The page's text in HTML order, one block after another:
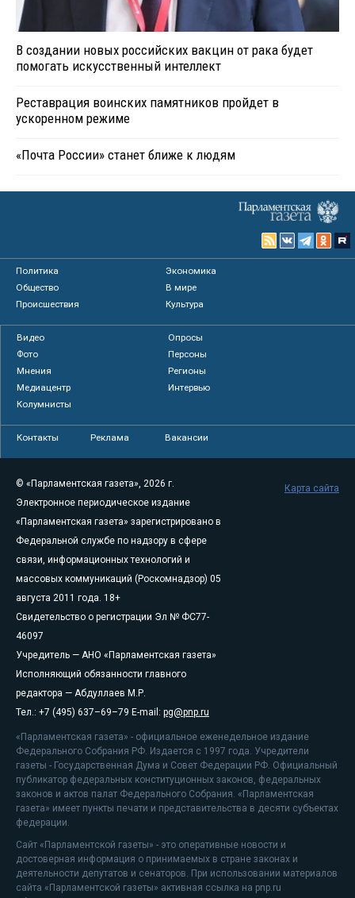
В создании новых российских вакцин от рака будет
помогать искусственный интеллект
Реставрация воинских памятников пройдет в
ускоренном режиме
«Почта России» станет ближе к людям
Политика
Экономика
Общество
В мире
Происшествия
Культура
Видео
Опросы
Фото
Персоны
Мнения
Регионы
Медиацентр
Интервью
Колумнисты
Контакты Реклама Вакансии
© «Парламентская газета», 2026 г.
Электронное периодическое издание
«Парламентская газета» зарегистрировано в
Федеральной службе по надзору в сфере
связи, информационных технологий и
массовых коммуникаций (Роскомнадзор) 05
августа 2011 года. 18+
Свидетельство о регистрации Эл № ФС77-
46097
Учредитель — АНО «Парламентская газета»
Исполняющий обязанности главного
редактора — Абдуллаев М.Р.
Тел.: +7 (495) 637–69–79 E-mail: pg@pnp.ru
«Парламентская газета» - официальное еженедельное издание
Федерального Собрания РФ. Издается с 1997 года. Учредители
газеты - Государственная Дума и Совет Федерации РФ. Официальный
публикатор федеральных конституционных законов, федеральных
законов и актов палат Федерального Собрания. «Парламентская
газета» имеет пункты печати и представительства в десяти субъектах
федерации.
Сайт «Парламентской газеты» - это оперативные новости и
достоверная информация о принимаемых в стране законах и
деятельности депутатов и сенаторов. При использовании материалов
сайта «Парламентской газеты» активная ссылка на pnp.ru
Карта сайта